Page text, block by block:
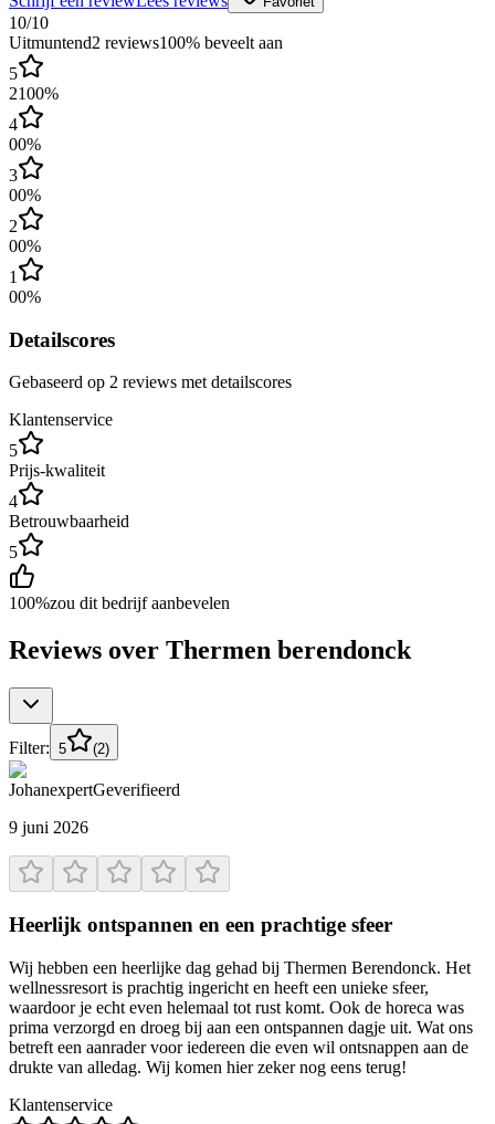
10/10
Uitmuntend2 reviews100% beveelt aan
5
2100%
4
00%
3
00%
2
00%
1
00%
Detailscores
Gebaseerd op 2 reviews met detailscores
Klantenservice
5
Prijs-kwaliteit
4
Betrouwbaarheid
5
100%zou dit bedrijf aanbevelen
Reviews over Thermen berendonck
Filter: 5 (2)
JohanexpertGeverifieerd
9 juni 2026
Heerlijk ontspannen en een prachtige sfeer
Wij hebben een heerlijke dag gehad bij Thermen Berendonck. Het
wellnessresort is prachtig ingericht en heeft een unieke sfeer,
waardoor je echt even helemaal tot rust komt. Ook de horeca was
prima verzorgd en droeg bij aan een ontspannen dagje uit. Wat ons
betreft een aanrader voor iedereen die even wil ontsnappen aan de
drukte van alledag. Wij komen hier zeker nog eens terug!
Klantenservice